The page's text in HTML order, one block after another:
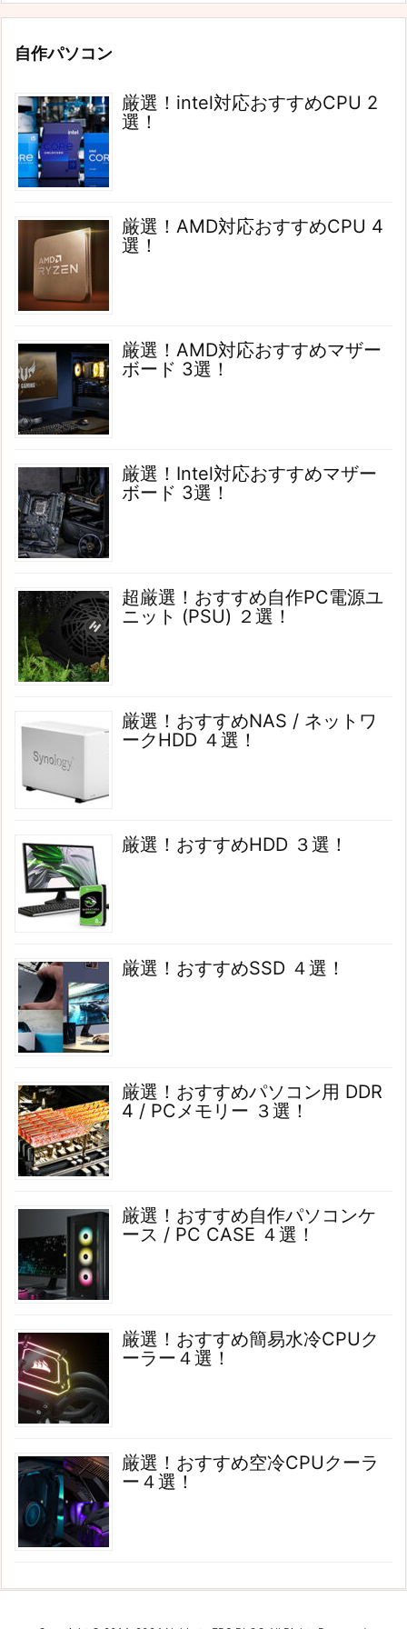
自作パソコン
厳選！intel対応おすすめCPU 2
選！
厳選！AMD対応おすすめCPU 4
選！
厳選！AMD対応おすすめマザー
ボード 3選！
厳選！Intel対応おすすめマザー
ボード 3選！
超厳選！おすすめ自作PC電源ユ
ニット (PSU) ２選！
厳選！おすすめNAS / ネットワ
ークHDD ４選！
厳選！おすすめHDD ３選！
厳選！おすすめSSD ４選！
厳選！おすすめパソコン用 DDR
4 / PCメモリー ３選！
厳選！おすすめ自作パソコンケ
ース / PC CASE ４選！
厳選！おすすめ簡易水冷CPUク
ーラー４選！
厳選！おすすめ空冷CPUクーラ
ー４選！